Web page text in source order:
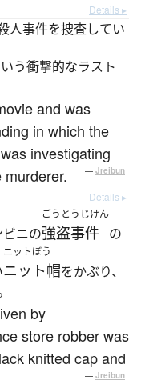
Details ▸
人事件を捜査してい
う衝撃的なラスト
and was
in which the
investigating
— Jreibun
Details ▸
ニの
ごうとうじけん
強盗事件 の
ニットぼう
ニット帽をかぶり、
by
store robber was
knitted cap and
— Jreibun